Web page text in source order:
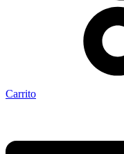
Carrito